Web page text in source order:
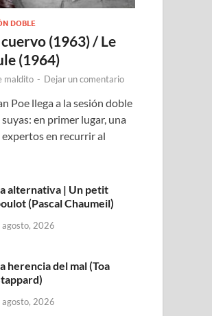
DOBLE
(1963) / Le
(1964)
maldito - Dejar un comentario
Poe llega a la sesión doble
en primer lugar, una
en recurrir al
alternativa | Un petit
(Pascal Chaumeil)
agosto, 2026
herencia del mal (Toa
agosto, 2026